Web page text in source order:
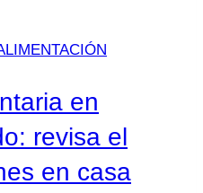
en
revisa el
en casa